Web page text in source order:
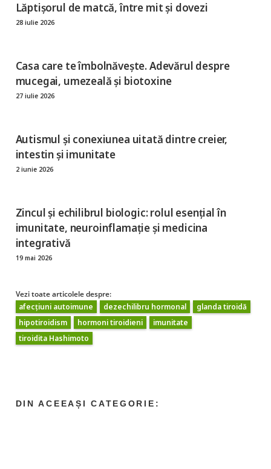
Lăptișorul de matcă, între mit și dovezi
28 iulie 2026
Casa care te îmbolnăvește. Adevărul despre
mucegai, umezeală și biotoxine
27 iulie 2026
Autismul și conexiunea uitată dintre creier,
intestin și imunitate
2 iunie 2026
Zincul și echilibrul biologic: rolul esențial în
imunitate, neuroinflamație și medicina
integrativă
19 mai 2026
Vezi toate articolele despre:
afecțiuni autoimune
dezechilibru hormonal
glanda tiroidă
hipotiroidism
hormoni tiroidieni
imunitate
tiroidita Hashimoto